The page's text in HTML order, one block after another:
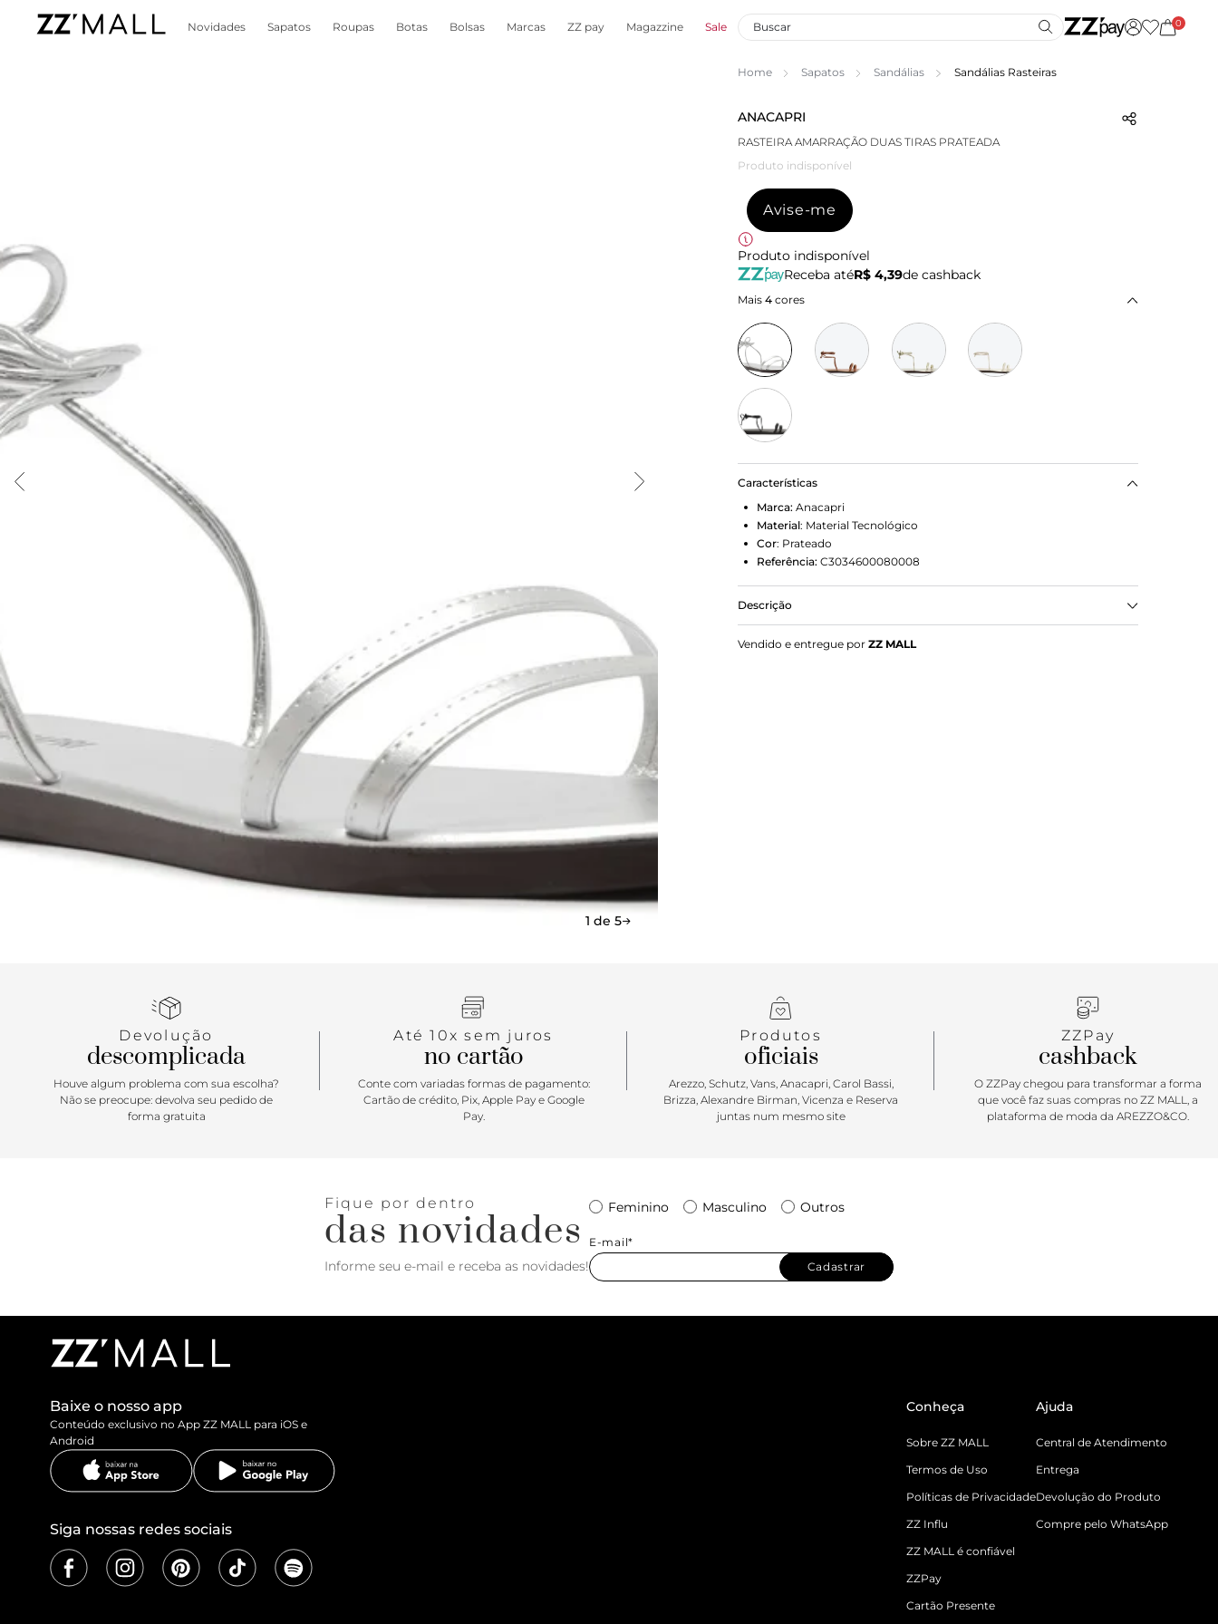
Novidades Sapatos Roupas Botas Bolsas Marcas ZZ pay Magazzine Sale 0
1 de 5
Home Sapatos Sandálias Sandálias Rasteiras
ANACAPRI
RASTEIRA AMARRAÇÃO DUAS TIRAS PRATEADA
Produto indisponível
Avise-me
Produto indisponível
Receba atéR$ 4,39de cashback
Mais 4 cores
Características
Marca: Anacapri
Material: Material Tecnológico
Cor: Prateado
Referência: C3034600080008
Descrição
Rasteira Amarração Duas Tiras Prateada
Vendido e entregue por ZZ MALL
Devolução
descomplicada
Houve algum problema com sua escolha?
Não se preocupe: devolva seu pedido de
forma gratuita
Até 10x sem juros
no cartão
Conte com variadas formas de pagamento:
Cartão de crédito, Pix, Apple Pay e Google
Pay.
Produtos
oficiais
Arezzo, Schutz, Vans, Anacapri, Carol Bassi,
Brizza, Alexandre Birman, Vicenza e Reserva
juntas num mesmo site
ZZPay
cashback
O ZZPay chegou para transformar a forma
que você faz suas compras no ZZ MALL, a
plataforma de moda da AREZZO&CO.
Fique por dentro
das novidades
Informe seu e-mail e receba as novidades!
Feminino Masculino Outros
E-mail*
Cadastrar
Baixe o nosso app
Conteúdo exclusivo no App ZZ MALL para iOS e
Android
Siga nossas redes sociais
Conheça
Sobre ZZ MALL
Termos de Uso
Políticas de Privacidade
ZZ Influ
ZZ MALL é confiável
ZZPay
Cartão Presente
Ajuda
Central de Atendimento
Entrega
Devolução do Produto
Compre pelo WhatsApp